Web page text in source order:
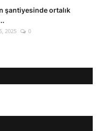
şantiyesinde ortalık
2025 0